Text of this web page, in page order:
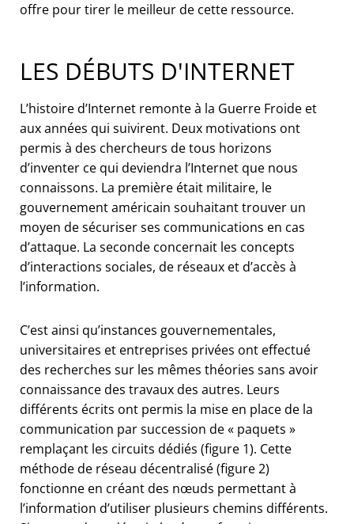
offre pour tirer le meilleur de cette ressource.
LES DÉBUTS D'INTERNET
L’histoire d’Internet remonte à la Guerre Froide et
aux années qui suivirent. Deux motivations ont
permis à des chercheurs de tous horizons
d’inventer ce qui deviendra l’Internet que nous
connaissons. La première était militaire, le
gouvernement américain souhaitant trouver un
moyen de sécuriser ses communications en cas
d’attaque. La seconde concernait les concepts
d’interactions sociales, de réseaux et d’accès à
l’information.
C’est ainsi qu’instances gouvernementales,
universitaires et entreprises privées ont effectué
des recherches sur les mêmes théories sans avoir
connaissance des travaux des autres. Leurs
différents écrits ont permis la mise en place de la
communication par succession de « paquets »
remplaçant les circuits dédiés (figure 1). Cette
méthode de réseau décentralisé (figure 2)
fonctionne en créant des nœuds permettant à
l’information d’utiliser plusieurs chemins différents.